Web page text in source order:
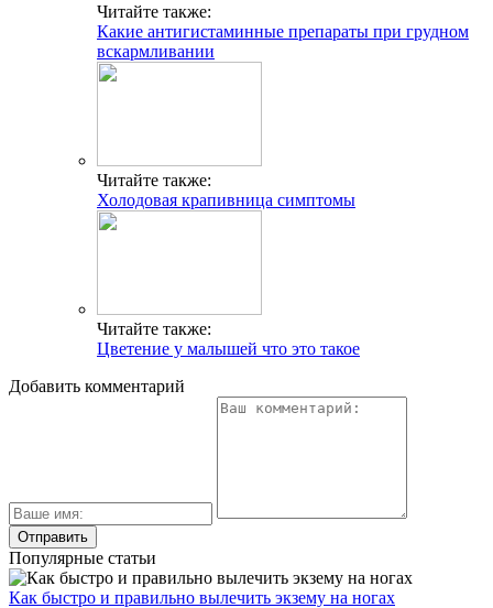
Читайте также:
Какие антигистаминные препараты при грудном
вскармливании
Читайте также:
Холодовая крапивница симптомы
Читайте также:
Цветение у малышей что это такое
Добавить комментарий
Популярные статьи
Как быстро и правильно вылечить экзему на ногах